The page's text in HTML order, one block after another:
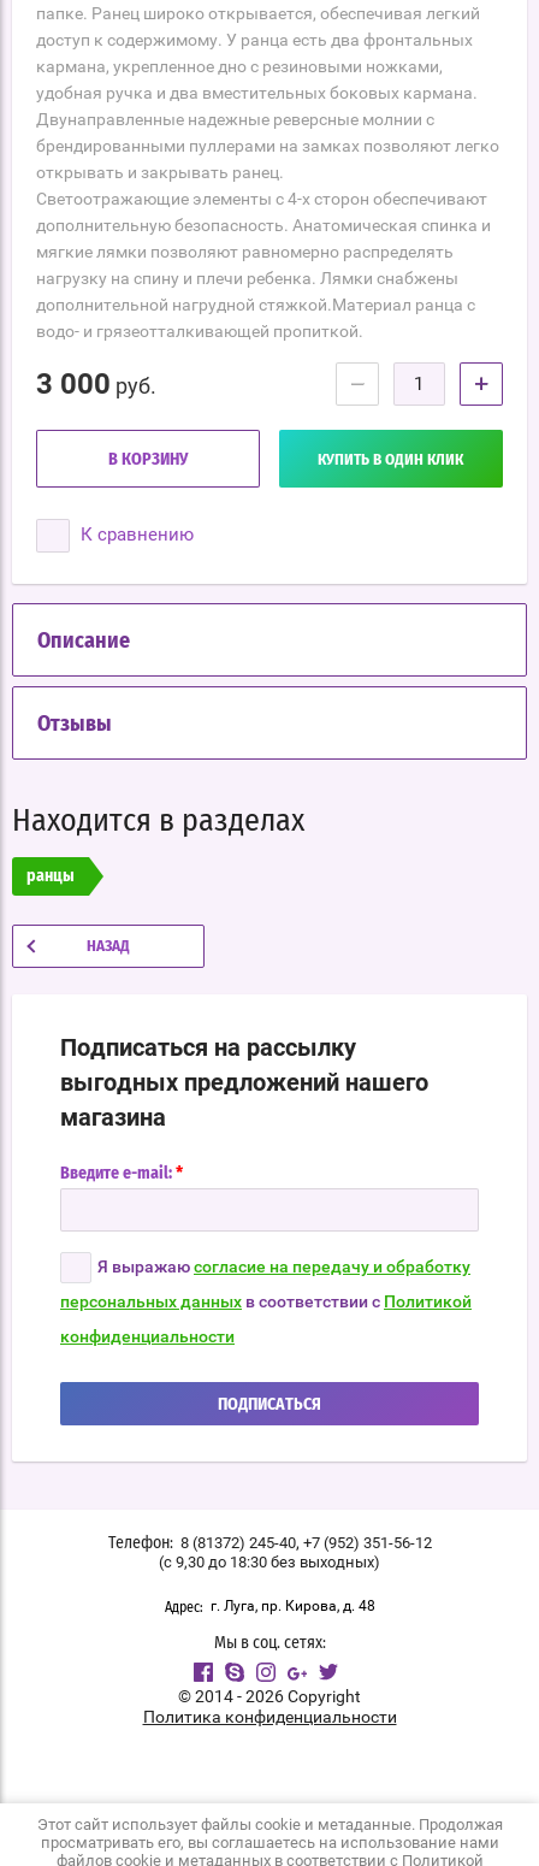
папке. Ранец широко открывается, обеспечивая легкий
доступ к содержимому. У ранца есть два фронтальных
кармана, укрепленное дно с резиновыми ножками,
удобная ручка и два вместительных боковых кармана.
Двунаправленные надежные реверсные молнии с
брендированными пуллерами на замках позволяют легко
открывать и закрывать ранец.
Светоотражающие элементы с 4-х сторон обеспечивают
дополнительную безопасность. Анатомическая спинка и
мягкие лямки позволяют равномерно распределять
нагрузку на спину и плечи ребенка. Лямки снабжены
дополнительной нагрудной стяжкой.Материал ранца с
водо- и грязеотталкивающей пропиткой.
3 000 руб. − +
В КОРЗИНУ КУПИТЬ В ОДИН КЛИК
К сравнению
Описание
Отзывы
Находится в разделах
ранцы
НАЗАД
Подписаться на рассылку
выгодных предложений нашего
магазина
Введите e-mail: *
Я выражаюсогласие на передачу и обработку
персональных данных в соответствии с Политикой
конфиденциальности
ПОДПИСАТЬСЯ
Телефон: 8 (81372) 245-40, +7 (952) 351-56-12
(с 9,30 до 18:30 без выходных)
Адрес: г. Луга, пр. Кирова, д. 48
Мы в соц. сетях:
© 2014 - 2026 Copyright
Политика конфиденциальности
Этот сайт использует файлы cookie и метаданные. Продолжая
просматривать его, вы соглашаетесь на использование нами
файлов cookie и метаданных в соответствии с Политикой